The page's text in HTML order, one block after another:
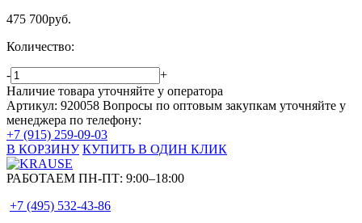
475 700руб.
Количество:
-
+
Наличие товара уточняйте у оператора
Артикул: 920058 Вопросы по оптовым закупкам уточняйте у
менеджера по телефону:
+7 (915) 259-09-03
В КОРЗИНУ КУПИТЬ В ОДИН КЛИК
РАБОТАЕМ ПН-ПТ: 9:00–18:00
+7 (495) 532-43-86